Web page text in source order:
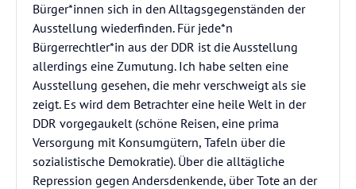
Bürger*innen sich in den Alltagsgegenständen der
Ausstellung wiederfinden. Für jede*n
Bürgerrechtler*in aus der DDR ist die Ausstellung
allerdings eine Zumutung. Ich habe selten eine
Ausstellung gesehen, die mehr verschweigt als sie
zeigt. Es wird dem Betrachter eine heile Welt in der
DDR vorgegaukelt (schöne Reisen, eine prima
Versorgung mit Konsumgütern, Tafeln über die
sozialistische Demokratie). Über die alltägliche
Repression gegen Andersdenkende, über Tote an der